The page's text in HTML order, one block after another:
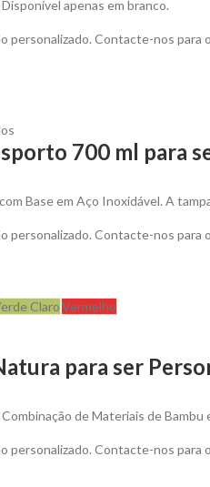
apenas em branco.
personalizado. Contacte-nos para
700 ml para
Base em Aço Inoxidável. A
personalizado. Contacte-nos para
ClaroVermelho
para ser
de Materiais de Bambu
personalizado. Contacte-nos para